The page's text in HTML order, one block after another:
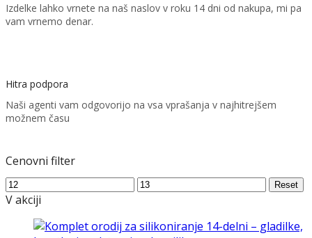
Izdelke lahko vrnete na naš naslov v roku 14 dni od nakupa, mi pa
vam vrnemo denar.
Hitra podpora
Naši agenti vam odgovorijo na vsa vprašanja v najhitrejšem
možnem času
Cenovni filter
Min
price
Max
price
Reset
V akciji